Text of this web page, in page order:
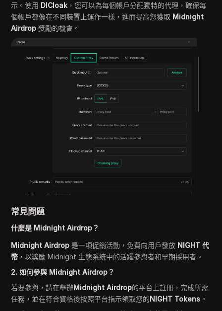
示。使用 DICloak ，您可以為每個帳戶分配獨特的代理，確保每
個帳戶都像在不同裝置上運作一樣，進而提高您獲取 Midnight
Airdrop 獎勵的機會。
常見問題
什麼是 Midnight Airdrop？
Midnight Airdrop 是一項促銷活動，免費向用戶發放 NIGHT 代
幣 ，以獎勵 Midnight 生態系統中的活躍參與者和早期採用者。
2. 如何參與 Midnight Airdrop？
若要參與，請在舉辦Midnight Airdrop的平台上註冊，完成所需
任務，並在符合資格後按照平台指示領取您的 NIGHT Tokens 。